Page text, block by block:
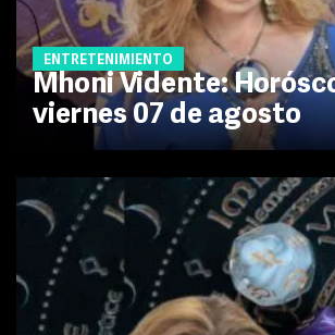
ENTRETENIMIENTO
Mhoni Vidente:
viernes 07 de agosto